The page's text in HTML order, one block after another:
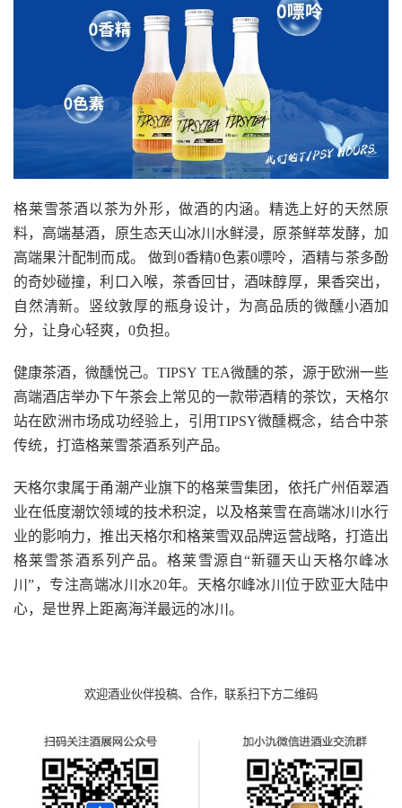
格莱雪茶酒以茶为外形，做酒的内涵。精选上好的天然原
料，高端基酒，原生态天山冰川水鲜浸，原茶鲜萃发酵，加
高端果汁配制而成。 做到0香精0色素0嘌呤，酒精与茶多酚
的奇妙碰撞，利口入喉，茶香回甘，酒味醇厚，果香突出，
自然清新。竖纹敦厚的瓶身设计，为高品质的微醺小酒加
分，让身心轻爽，0负担。
健康茶酒，微醺悦己。TIPSY TEA微醺的茶，源于欧洲一些
高端酒店举办下午茶会上常见的一款带酒精的茶饮，天格尔
站在欧洲市场成功经验上，引用TIPSY微醺概念，结合中茶
传统，打造格莱雪茶酒系列产品。
天格尔隶属于甬潮产业旗下的格莱雪集团，依托广州佰翠酒
业在低度潮饮领域的技术积淀，以及格莱雪在高端冰川水行
业的影响力，推出天格尔和格莱雪双品牌运营战略，打造出
格莱雪茶酒系列产品。格莱雪源自“新疆天山天格尔峰冰
川”，专注高端冰川水20年。天格尔峰冰川位于欧亚大陆中
心，是世界上距离海洋最远的冰川。
欢迎酒业伙伴投稿、合作，联系扫下方二维码